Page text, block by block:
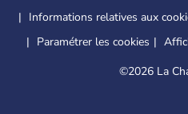
Informations relatives aux
Paramétrer les cookies
©2026 La